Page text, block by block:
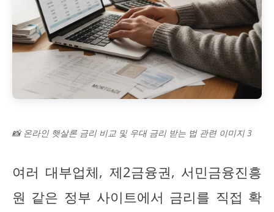
📸 온라인 햇살론 금리 비교 및 우대 금리 받는 법 관련 이미지 3
여러 대부업체, 제2금융권, 서민금융진흥
원 같은 정부 사이트에서 금리를 직접 확